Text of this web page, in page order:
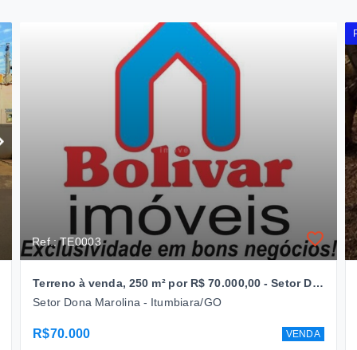
Ref.: TE0003
Terreno à venda, 250 m² por R$ 70.000,00 - Setor Dona Marolina - Itumbiara/GO
Setor Dona Marolina - Itumbiara/GO
R$70.000 VENDA